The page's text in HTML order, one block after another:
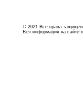
© 2021 Все права
Вся информация на сайте